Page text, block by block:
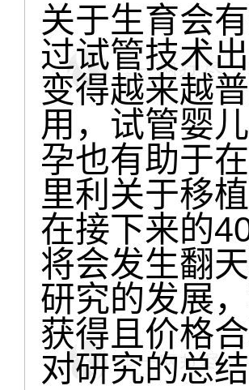
关于生育会
过试管技术
变得越来越
用，试管婴
孕也有助于
里利关于移
在接下来的
将会发生翻
研究的发展
获得且价格
对研究的总结